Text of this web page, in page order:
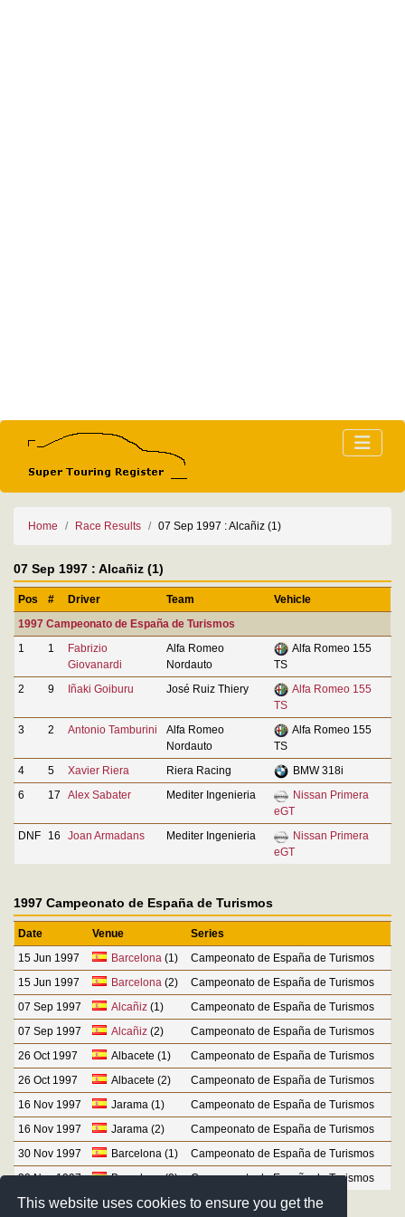
This website uses cookies to ensure you get the
Home Race Results 07 Sep 1997 : Alcañiz (1)
07 Sep 1997 : Alcañiz (1)
Pos # Driver Team
Vehicle
1997 Campeonato de España de Turismos
1
1
Fabrizio
Giovanardi
Alfa Romeo
Nordauto
Alfa Romeo 155
TS
2
9 Iñaki Goiburu José Ruiz Thiery
Alfa Romeo 155
TS
3
2 Antonio Tamburini
Alfa Romeo
Nordauto
Alfa Romeo 155
TS
4
5 Xavier Riera Riera Racing
BMW 318i
6
17 Alex Sabater Mediter Ingenieria
Nissan Primera
eGT
DNF
16 Joan Armadans Mediter Ingenieria
Nissan Primera
eGT
1997 Campeonato de España de Turismos
Date Venue
Series
15 Jun 1997
Barcelona (1)
Campeonato de España de Turismos
15 Jun 1997
Barcelona (2)
Campeonato de España de Turismos
07 Sep 1997
Alcañiz(1)
Campeonato de España de Turismos
07 Sep 1997
Alcañiz(2)
Campeonato de España de Turismos
26 Oct 1997
Albacete (1)
Campeonato de España de Turismos
26 Oct 1997
Albacete (2)
Campeonato de España de Turismos
16 Nov 1997
Jarama (1)
Campeonato de España de Turismos
16 Nov 1997
Jarama (2)
Campeonato de España de Turismos
30 Nov 1997
Barcelona (1)
Campeonato de España de Turismos
30 Nov 1997
Barcelona (2) Campeonato de España de Turismos